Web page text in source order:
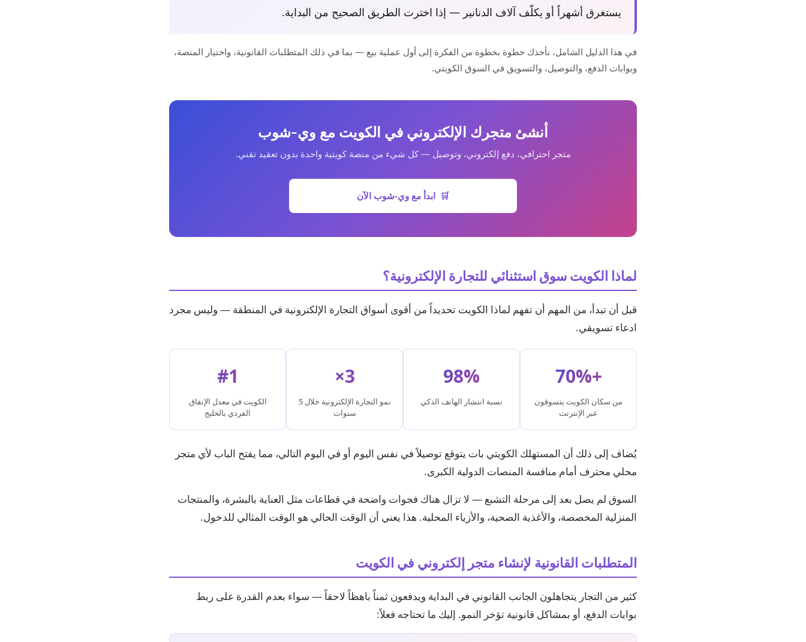
يستغرق أشهراً أو يكلّف آلاف الدنانير — إذا اخترت الطريق الصحيح من البداية.
في هذا الدليل الشامل، نأخذك خطوة بخطوة من الفكرة إلى أول عملية بيع — بما في ذلك المتطلبات القانونية، واختيار المنصة،
وبوابات الدفع، والتوصيل، والتسويق في السوق الكويتي.
أنشئ متجرك الإلكتروني في الكويت مع وي-شوب
متجر احترافي، دفع إلكتروني، وتوصيل — كل شيء من منصة كويتية واحدة بدون تعقيد تقني.
🛒 ابدأ مع وي-شوب الآن
لماذا الكويت سوق استثنائي للتجارة الإلكترونية؟
قبل أن تبدأ، من المهم أن تفهم لماذا الكويت تحديداً من أقوى أسواق التجارة الإلكترونية في المنطقة — وليس مجرد
ادعاء تسويقي.
+70%
من سكان الكويت يتسوقون
عبر الإنترنت
98%
نسبة انتشار الهاتف الذكي
3×
نمو التجارة الإلكترونية خلال 5
سنوات
#1
الكويت في معدل الإنفاق
الفردي بالخليج
يُضاف إلى ذلك أن المستهلك الكويتي بات يتوقع توصيلاً في نفس اليوم أو في اليوم التالي، مما يفتح الباب لأي متجر
محلي محترف أمام منافسة المنصات الدولية الكبرى.
السوق لم يصل بعد إلى مرحلة التشبع — لا تزال هناك فجوات واضحة في قطاعات مثل العناية بالبشرة، والمنتجات
المنزلية المخصصة، والأغذية الصحية، والأزياء المحلية. هذا يعني أن الوقت الحالي هو الوقت المثالي للدخول.
المتطلبات القانونية لإنشاء متجر إلكتروني في الكويت
كثير من التجار يتجاهلون الجانب القانوني في البداية ويدفعون ثمناً باهظاً لاحقاً — سواء بعدم القدرة على ربط
بوابات الدفع، أو بمشاكل قانونية تؤخر النمو. إليك ما تحتاجه فعلاً: